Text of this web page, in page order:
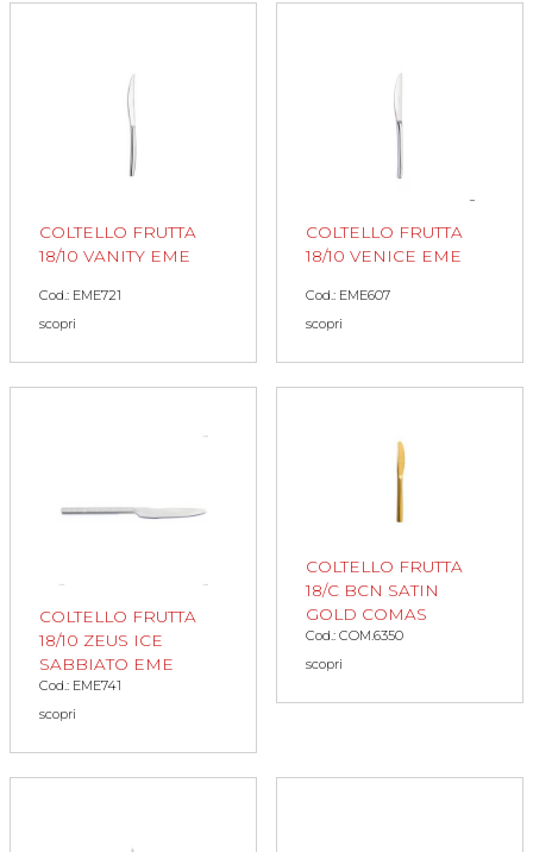
COLTELLO FRUTTA
18/10 VANITY EME
Cod.: EME721
scopri
COLTELLO FRUTTA
18/10 VENICE EME
Cod.: EME607
scopri
COLTELLO FRUTTA
18/10 ZEUS ICE
SABBIATO EME
Cod.: EME741
scopri
COLTELLO FRUTTA
18/C BCN SATIN
GOLD COMAS
Cod.: COM.6350
scopri